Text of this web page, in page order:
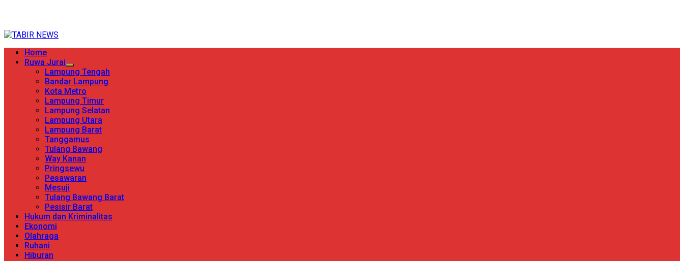
content
Primary
Menu
Home
Ruwa Jurai
Lampung Tengah
Bandar Lampung
Kota Metro
Lampung Timur
Lampung Selatan
Lampung Utara
Lampung Barat
Tanggamus
Tulang Bawang
Way Kanan
Pringsewu
Pesawaran
Mesuji
Tulang Bawang Barat
Pesisir Barat
Hukum dan Kriminalitas
Ekonomi
Olahraga
Ruhani
Hiburan